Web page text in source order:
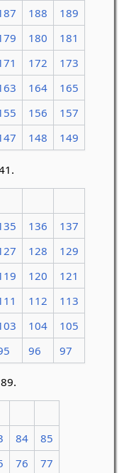
188
189
180
181
172
173
164
165
156
157
148 149
136
137
128
129
120
121
112
113
104
105
96 97
84
85
76
77